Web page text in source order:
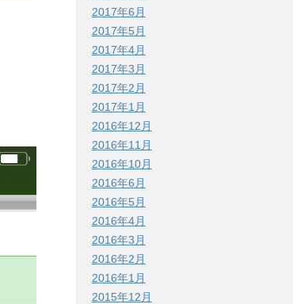
2017年6月
2017年5月
2017年4月
2017年3月
2017年2月
2017年1月
2016年12月
2016年11月
2016年10月
2016年6月
2016年5月
2016年4月
2016年3月
2016年2月
2016年1月
2015年12月